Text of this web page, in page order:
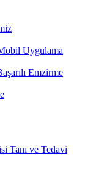
Uygulama
Emzirme
Tanı ve Tedavi